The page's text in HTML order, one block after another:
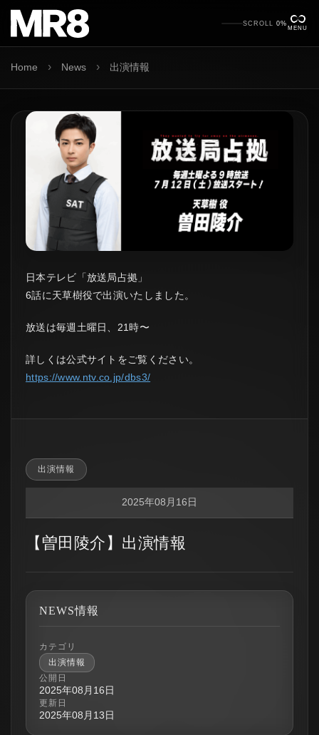
SCROLL 0%
MENU
Home › News › 出演情報
日本テレビ「放送局占拠」
6話に天草樹役で出演いたしました。
放送は毎週土曜日、21時〜
詳しくは公式サイトをご覧ください。
https://www.ntv.co.jp/dbs3/
出演情報
2025年08月16日
【曽田陵介】出演情報
NEWS情報
カテゴリ
出演情報
公開日
2025年08月16日
更新日
2025年08月13日